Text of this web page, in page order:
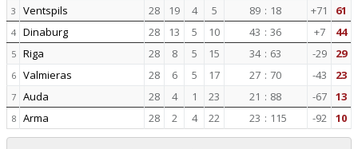
3 Ventspils 28 19 4 5 89 : 18 +71 61
4 Dinaburg 28 13 5 10 43 : 36 +7 44
5 Riga 28 8 5 15 34 : 63 -29 29
6 Valmieras 28 6 5 17 27 : 70 -43 23
7 Auda 28 4 1 23 21 : 88 -67 13
8 Arma 28 2 4 22 23 : 115 -92 10